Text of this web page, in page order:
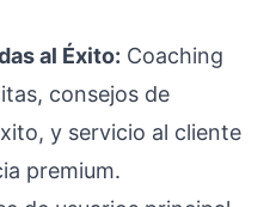
al Éxito: Coaching
consejos de
y servicio al cliente
premium.